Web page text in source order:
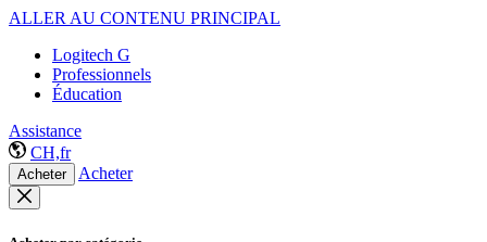
ALLER AU CONTENU PRINCIPAL
Logitech G
Professionnels
Éducation
Assistance
CH,fr
Acheter Acheter